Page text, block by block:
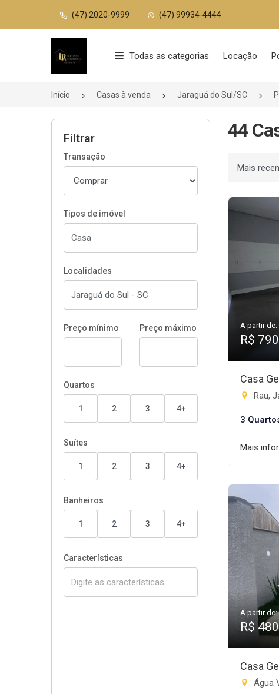
(47) 2020-9999 (47) 99934-4444
Página inicial
Todas as categorias Locação
Início Casas à venda Jaraguá do Sul/SC
Filtrar
Transação
Tipos de imóvel
Localidades
Preço mínimo Preço máximo
Quartos
1 2 3 4+
Suítes
1 2 3 4+
Banheiros
1 2 3 4+
Características
44
Ordenar por
A partir de:
R$
Casa
Rau,
3
Mais
A partir de:
R$
Casa
Água